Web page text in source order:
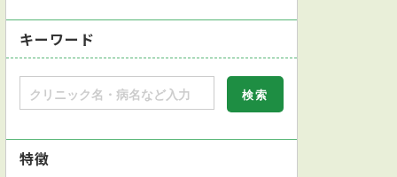
キーワード
特徴